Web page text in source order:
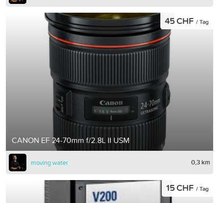
CANON EF 24-70mm f/2.8L II USM
45 CHF / Tag
moving water 0,3 km
15 CHF / Tag